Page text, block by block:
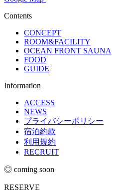
Contents
CONCEPT
ROOM&FACILITY
OCEAN FRONT SAUNA
FOOD
GUIDE
Information
ACCESS
NEWS
プライバシーポリシー
宿泊約款
利用規約
RECRUIT
◎ coming soon
RESERVE